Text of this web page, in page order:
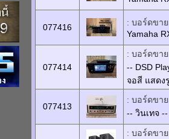
077416
: บอร์ดขาย
Yamaha
077414
: บอร์ดขาย
-- DSD
จอสี แสดง
077413
: บอร์ดขาย
-- วินเทจ
: บอร์ดขาย